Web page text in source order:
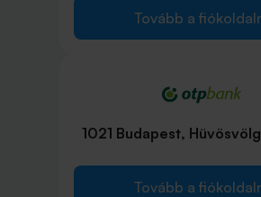
Tovább a
1021 Budapest,
Tovább a